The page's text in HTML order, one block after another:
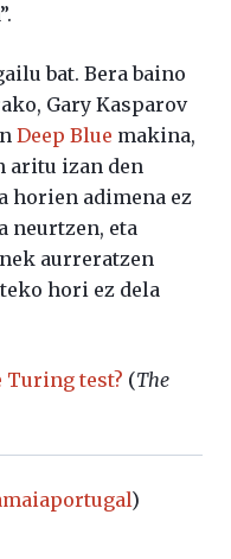
bat. Bera baino
Gary Kasparov
Deep Blue makina,
aritu izan den
horien adimena ez
neurtzen, eta
aurreratzen
hori ez dela
Turing test? (The
)